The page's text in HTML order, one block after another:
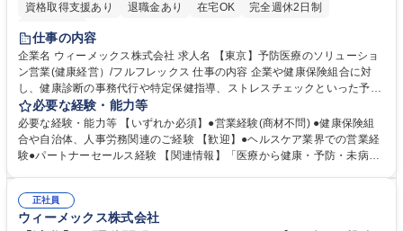
資格取得支援あり
退職金あり 在宅OK
完全週休2日制
土日祝休み
仕事の内容
企業名 ウィーメックス株式会社 求人名 【東京】予防医療のソリューショ
ン営業(健康経営）/フルフレックス 仕事の内容 企業や健康保険組合に対
し、健康診断の事務代行や特定保健指導、ストレスチェックといった予防
医療・健康経営に関わる各種ソリューションの提案営業（新規獲得メイ
ン）をお任せします。 【詳細】顧客の課題に合わせた最適な予防医療サー
ビスの企画・コーディネートおよび提案。新規顧客獲得に向けた提案活動
を軸に、将来的にはサービス企画や運用改善など、事業開発フェーズにお
康や企業の生産性向上に貢献できる社会的意義があります。 募集職種
【東京】予防医療のソリューション営業(健康経営）/フルフレックス
必要な経験・能力等
必要な経験・能力等 【いずれか必須】●営業経験(商材不問) ●健康保険組
合や自治体、人事労務関連のご経験 【歓迎】●ヘルスケア業界での営業経
験●パートナーセールス経験 【関連情報】「医療から健康・予防・未病
業中心に経営者や人事の注目する重要テーマの一つとなっています。 【企
業情報】PHCグループはグループ86社で世界125か国以上の国と地域にサ
正社員
ウィーメックス株式会社